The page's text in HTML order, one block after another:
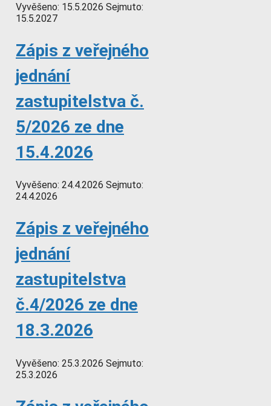
Vyvěšeno: 15.5.2026 Sejmuto:
15.5.2027
Zápis z veřejného
jednání
zastupitelstva č.
5/2026 ze dne
15.4.2026
Vyvěšeno: 24.4.2026 Sejmuto:
24.4.2026
Zápis z veřejného
jednání
zastupitelstva
č.4/2026 ze dne
18.3.2026
Vyvěšeno: 25.3.2026 Sejmuto:
25.3.2026